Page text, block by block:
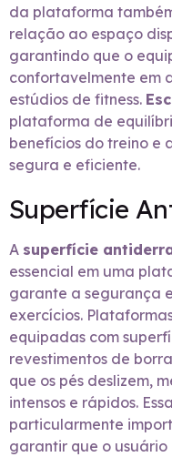
da plataforma
relação ao espaço
garantindo que o
confortavelmente em
estúdios de fitness.
plataforma de
benefícios do treino e
segura e eficiente.
Superfície
A superfície
essencial em uma
garante a segurança
exercícios.
equipadas com
revestimentos de
que os pés deslizem,
intensos e rápidos.
particularmente
garantir que o usuário